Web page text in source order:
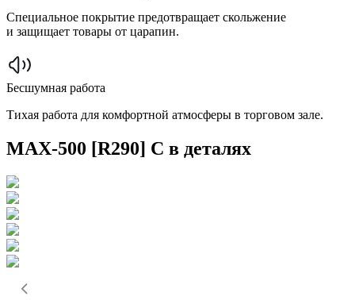
Специальное покрытие предотвращает скольжение
и защищает товары от царапин.
Бесшумная работа
Тихая работа для комфортной атмосферы в торговом зале.
MAX-500 [R290] C в деталях